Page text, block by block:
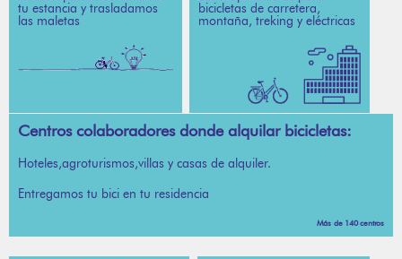
tu estancia y trasladamos
las maletas
bicicletas de carretera,
montaña, treking y eléctricas
Centros colaboradores donde alquilar bicicletas:
Hoteles,agroturismos,villas y casas de alquiler.
Entregamos tu bici en tu residencia
Más de 140 centros